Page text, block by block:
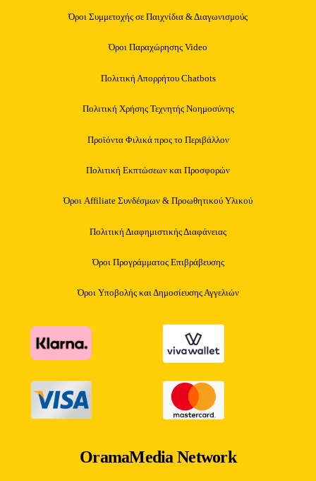
Όροι Συμμετοχής σε Παιχνίδια & Διαγωνισμούς
Όροι Παραχώρησης Video
Πολιτική Απορρήτου Chatbots
Πολιτική Χρήσης Τεχνητής Νοημοσύνης
Προϊόντα Φιλικά προς το Περιβάλλον
Πολιτική Εκπτώσεων και Προσφορών
Όροι Affiliate Συνδέσμων & Προωθητικού Υλικού
Πολιτική Διαφημιστικής Διαφάνειας
Όροι Προγράμματος Επιβράβευσης
Όροι Υποβολής και Δημοσίευσης Αγγελιών
OramaMedia Network